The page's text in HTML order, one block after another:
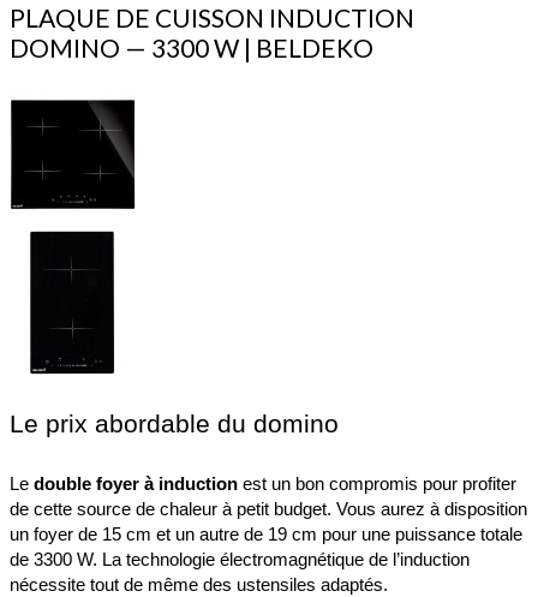
PLAQUE DE CUISSON INDUCTION
DOMINO — 3300 W | BELDEKO
Le prix abordable du domino
Le double foyer à induction est un bon compromis pour profiter
de cette source de chaleur à petit budget. Vous aurez à disposition
un foyer de 15 cm et un autre de 19 cm pour une puissance totale
de 3300 W. La technologie électromagnétique de l’induction
nécessite tout de même des ustensiles adaptés.